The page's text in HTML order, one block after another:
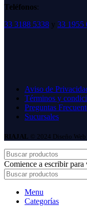
Teléfonos:
33 3188 5338 y 33 1955
Aviso de
Términos y
Preguntas
Sucursales
RIAJAL © 2024 Diseño
Comience a escribir para
Menu
Categorías